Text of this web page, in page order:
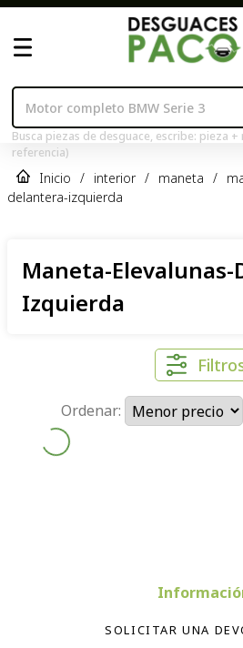
Busca piezas de desguace, escribe: pieza
referencia)
Inicio / interior / maneta /
delantera-izquierda
Maneta-
Izquierda
Ordenar:
SOLICITAR UNA
Políticas